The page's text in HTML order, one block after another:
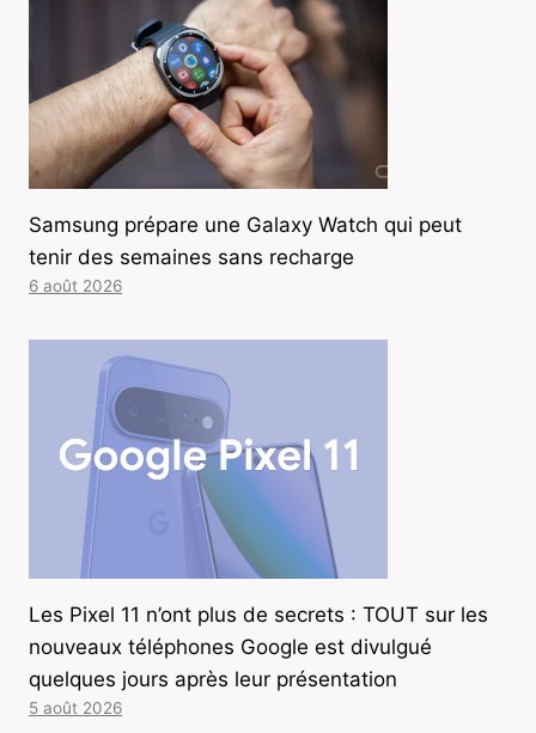
Samsung prépare une Galaxy Watch qui peut
tenir des semaines sans recharge
6 août 2026
Les Pixel 11 n’ont plus de secrets : TOUT sur les
nouveaux téléphones Google est divulgué
quelques jours après leur présentation
5 août 2026